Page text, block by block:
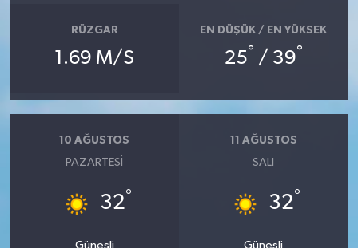
RÜZGAR
1.69 M/S
EN DÜŞÜK / EN YÜKSEK
25° / 39°
10 AĞUSTOS
PAZARTESI
32°
Güneşli
11 AĞUSTOS
SALI
32°
Güneşli